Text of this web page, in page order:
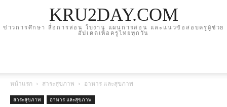
KRU2DAY.COM
ข่าวการศึกษา สื่อการสอน ใบงาน แผนการสอน และแนวข้อสอบครูผู้ช่วย
อัปเดตเพื่อครูไทยทุกวัน
หน้าแรก สาระสุขภาพ อาหาร และสุขภาพ
สาระสุขภาพ อาหาร และสุขภาพ